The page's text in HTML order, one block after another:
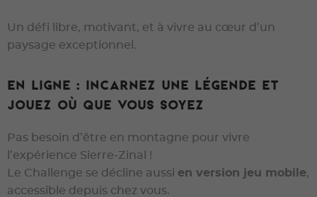
Un défi libre, motivant, et à vivre au cœur d’un
paysage exceptionnel.
En ligne : incarnez une légende et
jouez où que vous soyez
Pas besoin d’être en montagne pour vivre
l’expérience Sierre-Zinal !
Le Challenge se décline aussi en version jeu mobile,
accessible depuis chez vous.